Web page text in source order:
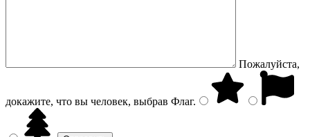
Пожалуйста,
докажите, что вы человек, выбрав Флаг.